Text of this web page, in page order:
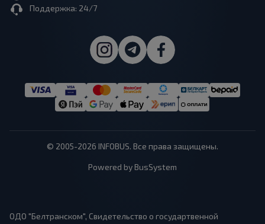
Поддержка: 24/7
© 2005-2026 INFOBUS. Все права защищены.
Powered by BusSystem
ОДО "Белтранском", Свидетельство о государтвенной